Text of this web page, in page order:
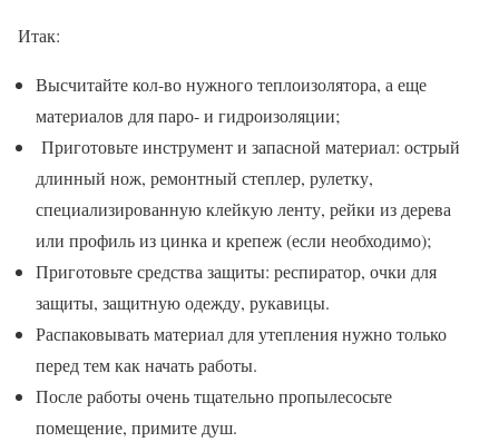
Итак:
Высчитайте кол-во нужного теплоизолятора, а еще
материалов для паро- и гидроизоляции;
Приготовьте инструмент и запасной материал: острый
длинный нож, ремонтный степлер, рулетку,
специализированную клейкую ленту, рейки из дерева
или профиль из цинка и крепеж (если необходимо);
Приготовьте средства защиты: респиратор, очки для
защиты, защитную одежду, рукавицы.
Распаковывать материал для утепления нужно только
перед тем как начать работы.
После работы очень тщательно пропылесосьте
помещение, примите душ.